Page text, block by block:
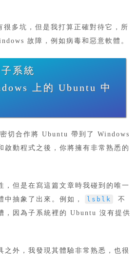
多坑，但是我打算正確對待它，所
故障，例如病毒和惡意軟體。
系統
上的 Ubuntu 中
切合作將 Ubuntu 帶到了 Windows
啟動程式之後，你將擁有非常熟悉的
，但是在寫這篇文章時我碰到的唯一
中抽象了出來。例如，
lsblk
不
，因為子系統裡的 Ubuntu 沒有提供
之外，我發現其體驗非常熟悉，也很